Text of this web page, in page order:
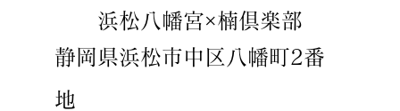
​浜松八幡宮×楠倶楽部
静岡県浜松市中区八幡町2番
地